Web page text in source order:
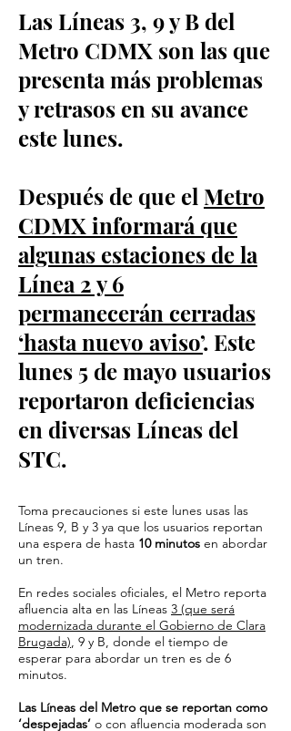
Las Líneas 3, 9 y B del
Metro CDMX son las que
presenta más problemas
y retrasos en su avance
este lunes.
Después de que el Metro
CDMX informará que
algunas estaciones de la
Línea 2 y 6
permanecerán cerradas
‘hasta nuevo aviso’. Este
lunes 5 de mayo usuarios
reportaron deficiencias
en diversas Líneas del
STC.
Toma precauciones si este lunes usas las
Líneas 9, B y 3 ya que los usuarios reportan
una espera de hasta 10 minutos en abordar
un tren.
En redes sociales oficiales, el Metro reporta
afluencia alta en las Líneas 3 (que será
modernizada durante el Gobierno de Clara
Brugada), 9 y B, donde el tiempo de
esperar para abordar un tren es de 6
minutos.
Las Líneas del Metro que se reportan como
‘despejadas’ o con afluencia moderada son